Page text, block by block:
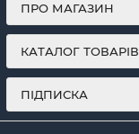
ПРО МАГАЗИН
КАТАЛОГ ТОВАРІВ
ПІДПИСКА